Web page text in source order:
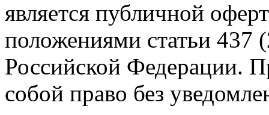
является публичной
положениями статьи 437
Российской Федерации.
собой право без